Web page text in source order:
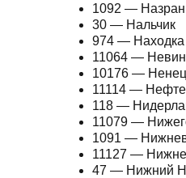
1092 —
30 — Нальчик
974 — Находка
11064 —
10176 —
11114 —
118 —
11079 —
1091 —
11127 —
47 — Нижний